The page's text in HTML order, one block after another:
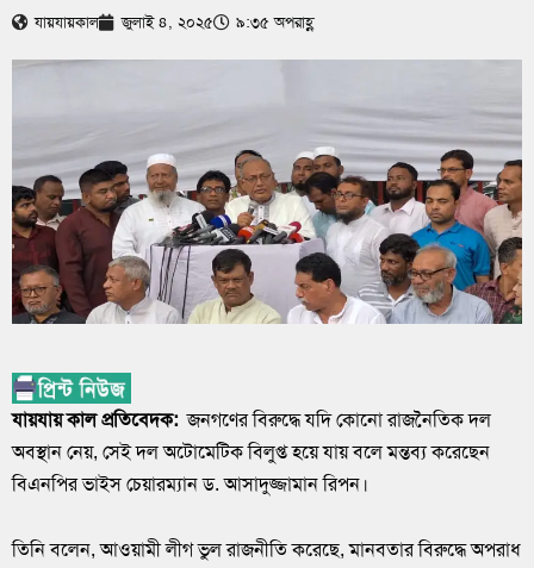
যায়যায়কাল জুলাই ৪, ২০২৫ ৯:৩৫ অপরাহ্ণ
যায়যায় কাল প্রতিবেদক: জনগণের বিরুদ্ধে যদি কোনো রাজনৈতিক দল
অবস্থান নেয়, সেই দল অটোমেটিক বিলুপ্ত হয়ে যায় বলে মন্তব্য করেছেন
বিএনপির ভাইস চেয়ারম্যান ড. আসাদুজ্জামান রিপন।
তিনি বলেন, আওয়ামী লীগ ভুল রাজনীতি করেছে, মানবতার বিরুদ্ধে অপরাধ